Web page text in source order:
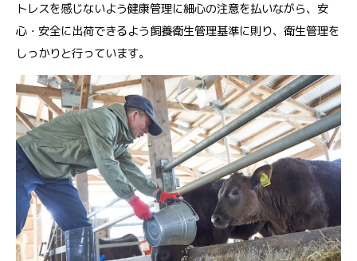
トレスを感じないよう健康管理に細心の注意を払いながら、安
心・安全に出荷できるよう飼養衛生管理基準に則り、衛生管理を
しっかりと行っています。